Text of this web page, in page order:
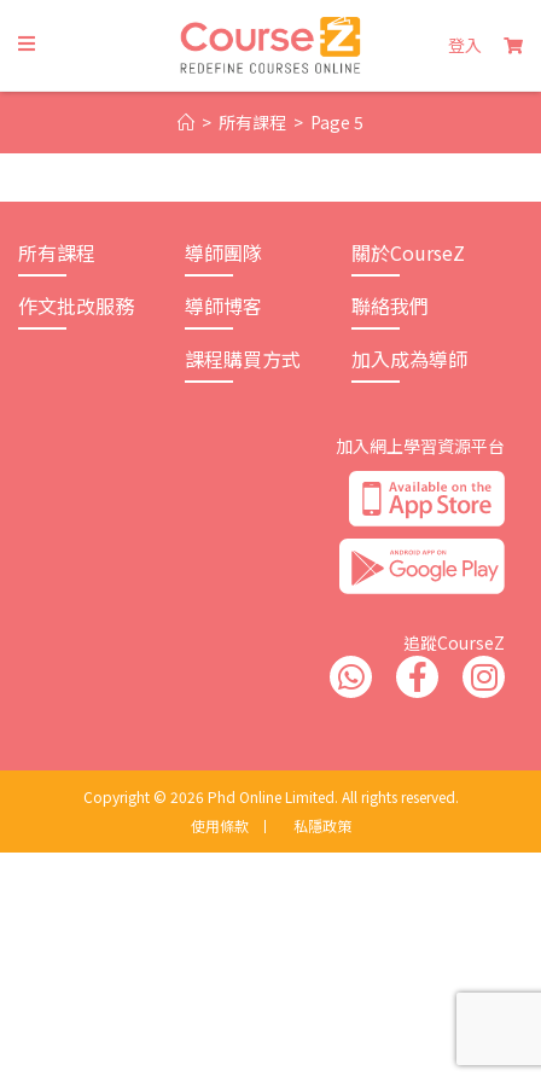
content
登入
> 所有課程 > Page 5
所有課程
作文批改服務
導師團隊
導師博客
課程購買方式
關於CourseZ
聯絡我們
加入成為導師
加入網上學習資源平台
追蹤CourseZ
Copyright © 2026 Phd Online Limited. All rights reserved.
使用條款
丨 私隱政策